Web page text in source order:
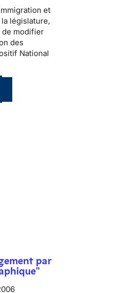
et
la législature,
de modifier
des
National
par